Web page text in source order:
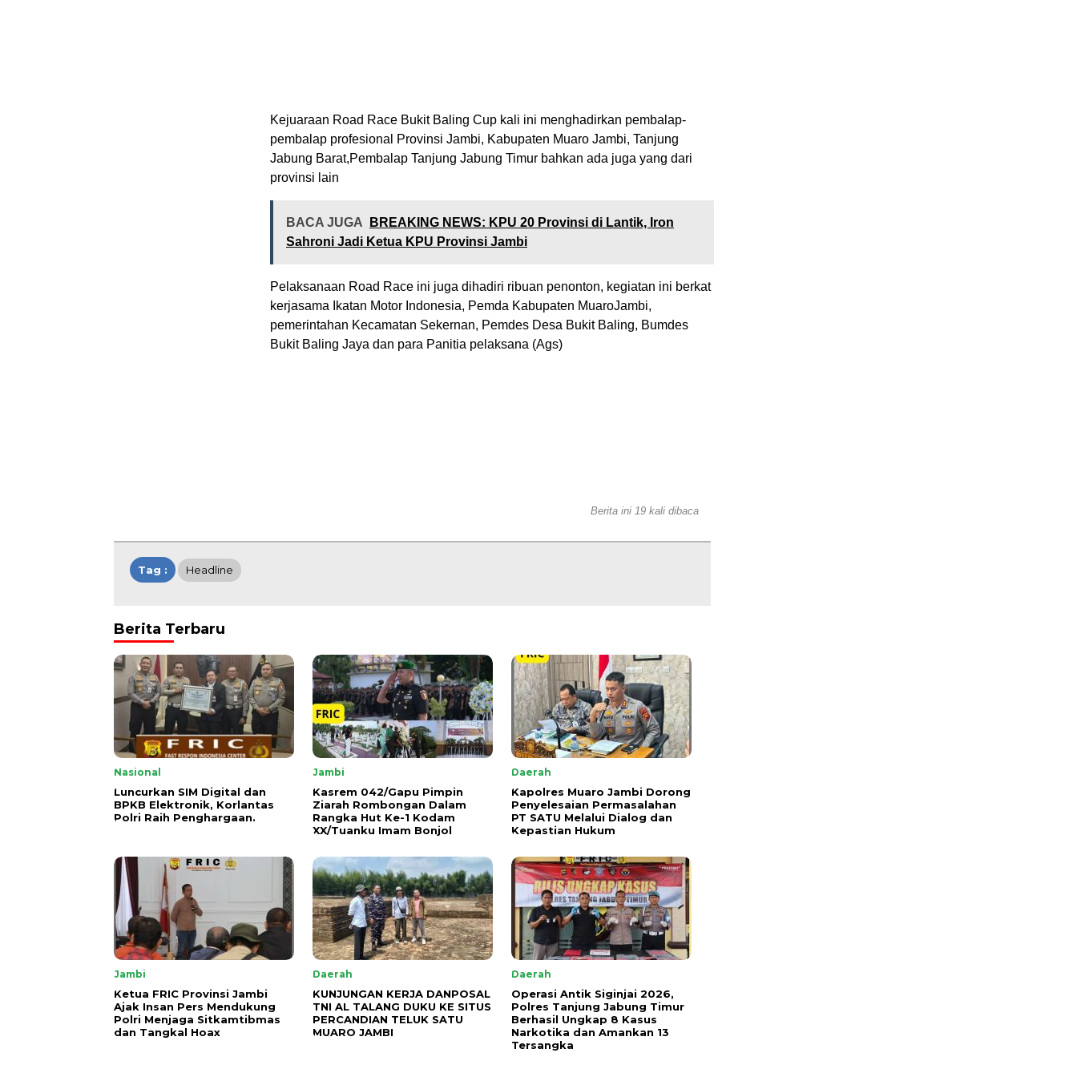
Kejuaraan Road Race Bukit Baling Cup kali ini menghadirkan pembalap-
pembalap profesional Provinsi Jambi, Kabupaten Muaro Jambi, Tanjung
Jabung Barat,Pembalap Tanjung Jabung Timur bahkan ada juga yang dari
provinsi lain
BACA JUGA
BREAKING NEWS: KPU 20 Provinsi di Lantik, Iron
Sahroni Jadi Ketua KPU Provinsi Jambi
Pelaksanaan Road Race ini juga dihadiri ribuan penonton, kegiatan ini berkat
kerjasama Ikatan Motor Indonesia, Pemda Kabupaten MuaroJambi,
pemerintahan Kecamatan Sekernan, Pemdes Desa Bukit Baling, Bumdes
Bukit Baling Jaya dan para Panitia pelaksana (Ags)
Berita ini 19 kali dibaca
Tag : Headline
Berita Terbaru
Nasional
Luncurkan SIM Digital dan
BPKB Elektronik, Korlantas
Polri Raih Penghargaan.
Jambi
Kasrem 042/Gapu Pimpin
Ziarah Rombongan Dalam
Rangka Hut Ke-1 Kodam
XX/Tuanku Imam Bonjol
Daerah
Kapolres Muaro Jambi Dorong
Penyelesaian Permasalahan
PT SATU Melalui Dialog dan
Kepastian Hukum
Jambi
Ketua FRIC Provinsi Jambi
Ajak Insan Pers Mendukung
Polri Menjaga Sitkamtibmas
dan Tangkal Hoax
Daerah
KUNJUNGAN KERJA DANPOSAL
TNI AL TALANG DUKU KE SITUS
PERCANDIAN TELUK SATU
MUARO JAMBI
Daerah
Operasi Antik Siginjai 2026,
Polres Tanjung Jabung Timur
Berhasil Ungkap 8 Kasus
Narkotika dan Amankan 13
Tersangka